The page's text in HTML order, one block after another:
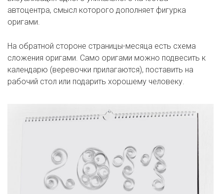
автоцентра, смысл которого дополняет фигурка
оригами.
На обратной стороне страницы-месяца есть схема
сложения оригами. Само оригами можно подвесить к
календарю (веревочки прилагаются), поставить на
рабочий стол или подарить хорошему человеку.